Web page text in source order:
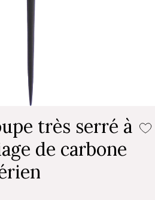
très serré à
de carbone